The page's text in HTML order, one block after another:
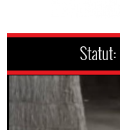
Statut: